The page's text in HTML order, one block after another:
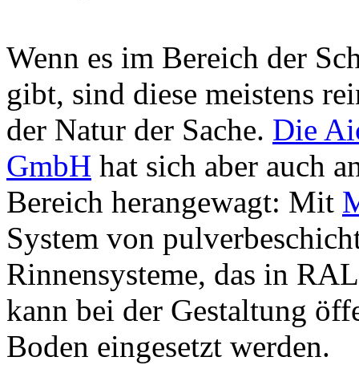
Wenn es im Bereich der
gibt, sind diese meistens
der Natur der Sache. Die
GmbH hat sich aber auch
Bereich herangewagt: Mit
System von
Rinnensysteme, das in
kann bei der Gestaltung
Boden eingesetzt werden.